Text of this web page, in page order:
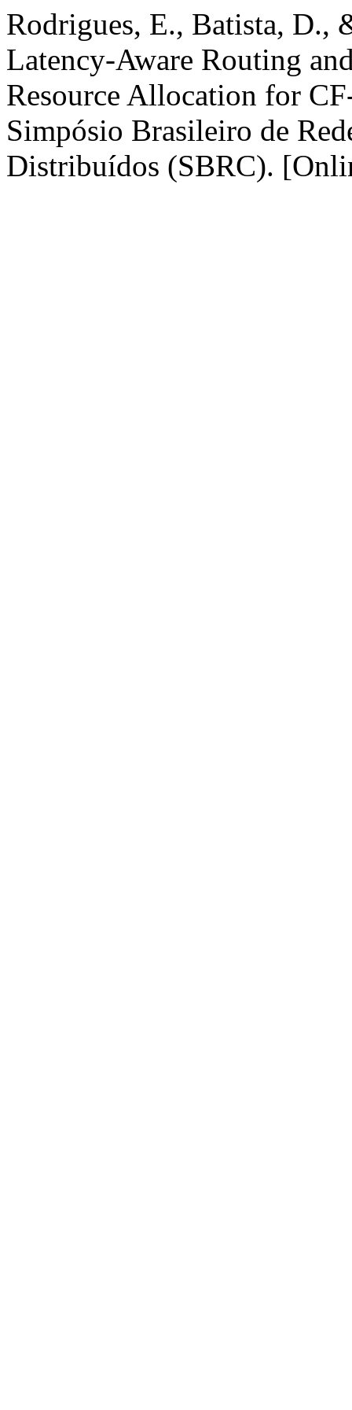
Rodrigues, E., Batista, D.,
Latency-Aware Routing
Resource Allocation for
Simpósio Brasileiro de
Distribuídos (SBRC).